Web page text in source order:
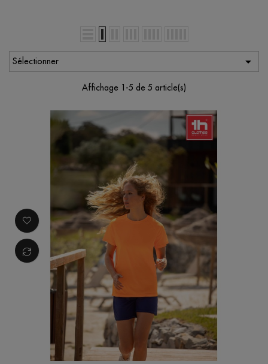
Sélectionner 
Affichage 1-5 de 5 article(s)